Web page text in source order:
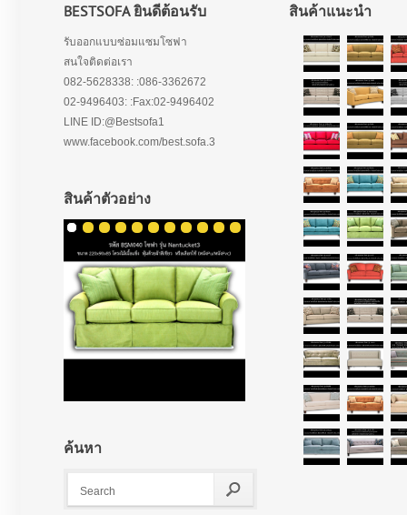
BESTSOFA ยินดีต้อนรับ
รับออกแบบซ่อมแซมโซฟา
สนใจติดต่อเรา
082-5628338: :086-3362672
02-9496403: :Fax:02-9496402
LINE ID:@Bestsofa1
www.facebook.com/best.sofa.3
สินค้าตัวอย่าง
ค้นหา
สินค้าแนะนำ